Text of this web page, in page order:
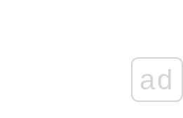
ad